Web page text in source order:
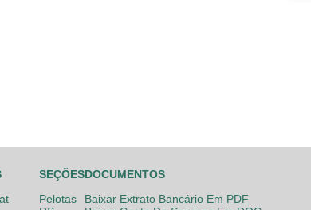
SEÇÕES
Pelotas
DOCUMENTOS
Baixar Extrato Bancário Em PDF